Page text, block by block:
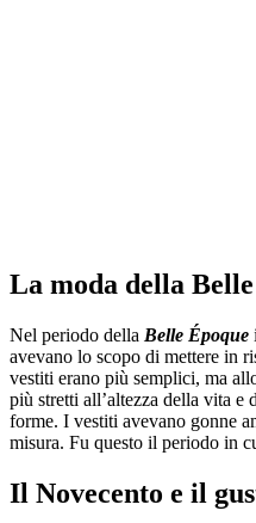
La moda della
Nel periodo della Belle Époque
avevano lo scopo di mettere in
vestiti erano più semplici, ma
più stretti all’altezza della vita e
forme. I vestiti avevano gonne
misura. Fu questo il periodo in
Il Novecento e il